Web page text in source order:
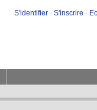
S'identifier - S'inscrire -